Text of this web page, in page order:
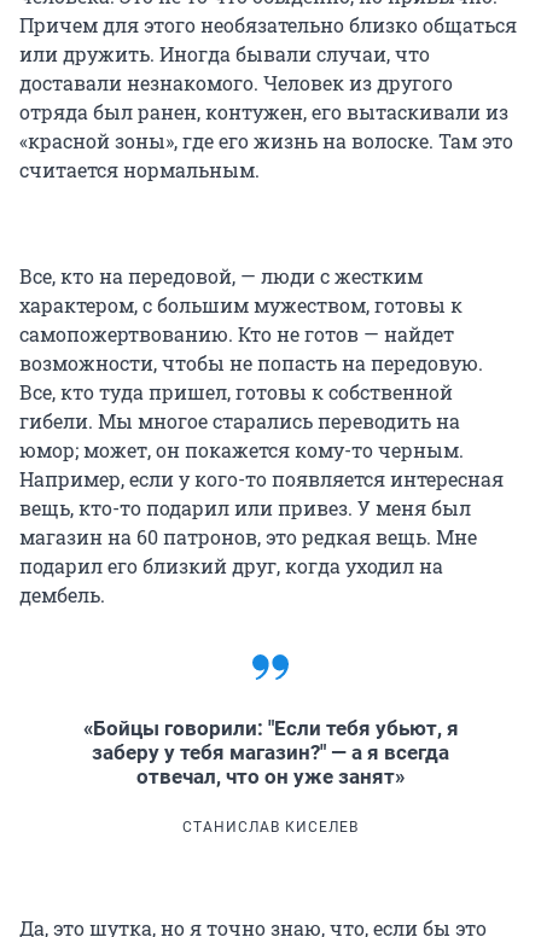
Причем для этого необязательно близко общаться
или дружить. Иногда бывали случаи, что
доставали незнакомого. Человек из другого
отряда был ранен, контужен, его вытаскивали из
«красной зоны», где его жизнь на волоске. Там это
считается нормальным.
Все, кто на передовой, — люди с жестким
характером, с большим мужеством, готовы к
самопожертвованию. Кто не готов — найдет
возможности, чтобы не попасть на передовую.
Все, кто туда пришел, готовы к собственной
гибели. Мы многое старались переводить на
юмор; может, он покажется кому-то черным.
Например, если у кого-то появляется интересная
вещь, кто-то подарил или привез. У меня был
магазин на 60 патронов, это редкая вещь. Мне
подарил его близкий друг, когда уходил на
дембель.
«Бойцы говорили: "Если тебя убьют, я
заберу у тебя магазин?" — а я всегда
отвечал, что он уже занят»
СТАНИСЛАВ КИСЕЛЕВ
Да, это шутка, но я точно знаю, что, если бы это